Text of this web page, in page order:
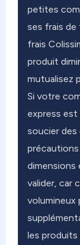
petites
ses frais de
frais
produit
mutualisez
Si votre
express est
soucier des
dimensions
valider, car
volumineux
les